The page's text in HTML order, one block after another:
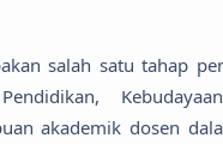
salah satu tahap
akademik dosen